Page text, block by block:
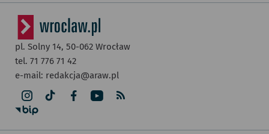
pl. Solny 14, 50-062 Wrocław
tel. 71 776 71 42
e-mail: redakcja@araw.pl